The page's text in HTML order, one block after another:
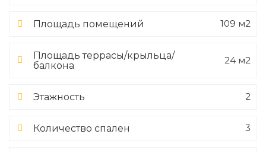
Площадь помещений 109 м2
Площадь террасы/крыльца/
балкона
24 м2
Этажность 2
Количество спален 3